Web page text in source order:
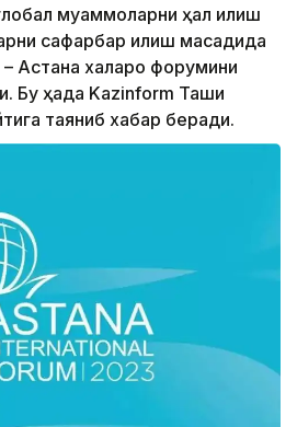
муаммоларни ҳал қилиш
сафарбар қилиш мақсадида
Астана халқаро форумини
ҳақда Kazinform Ташқи
таяниб хабар беради.